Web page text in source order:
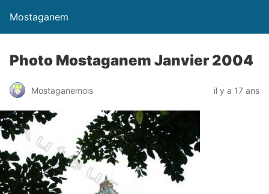
Mostaganem
Photo Mostaganem Janvier 2004
Mostaganemois il y a 17 ans